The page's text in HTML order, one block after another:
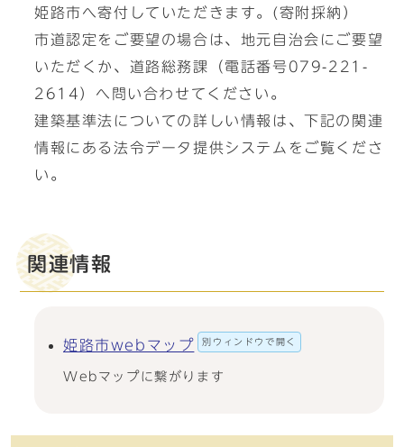
姫路市へ寄付していただきます。(寄附採納）
市道認定をご要望の場合は、地元自治会にご要望
いただくか、道路総務課（電話番号079-221-
2614）へ問い合わせてください。
建築基準法についての詳しい情報は、下記の関連
情報にある法令データ提供システムをご覧くださ
い。
関連情報
姫路市webマップ 別ウィンドウで開く
Webマップに繋がります